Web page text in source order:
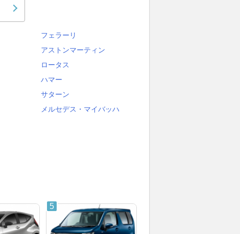
フェラーリ
アストンマーティン
ロータス
ハマー
サターン
メルセデス・マイバッハ